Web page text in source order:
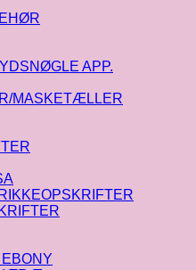
APP.
MASKETÆLLER